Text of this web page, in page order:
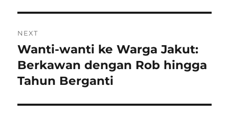
NEXT
Next
post:
Wanti-wanti ke Warga Jakut:
Berkawan dengan Rob hingga
Tahun Berganti